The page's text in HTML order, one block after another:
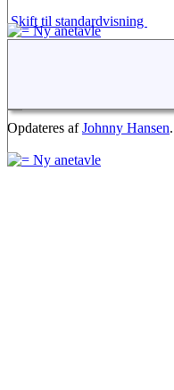
Skift til standardvisning
The
v. 14.0.6, forfattet af Darrin
Opdateres afJohnny Hansen.